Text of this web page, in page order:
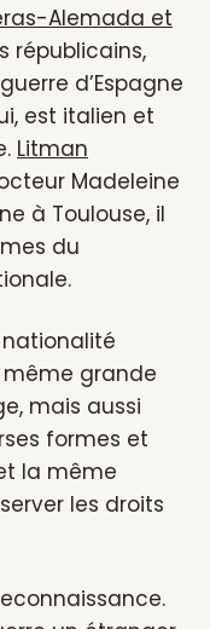
Alemada et
républicains,
d’Espagne
est italien et
Litman
Madeleine
à Toulouse, il
du
grande
mais aussi
formes et
la même
les droits